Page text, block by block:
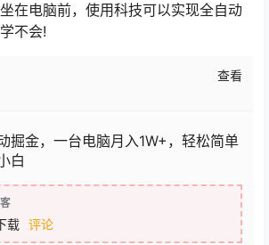
在电脑前，使用科技可以实现全自动
不会!
查看
掘金，一台电脑月入1W+，轻松简单
白
载 评论